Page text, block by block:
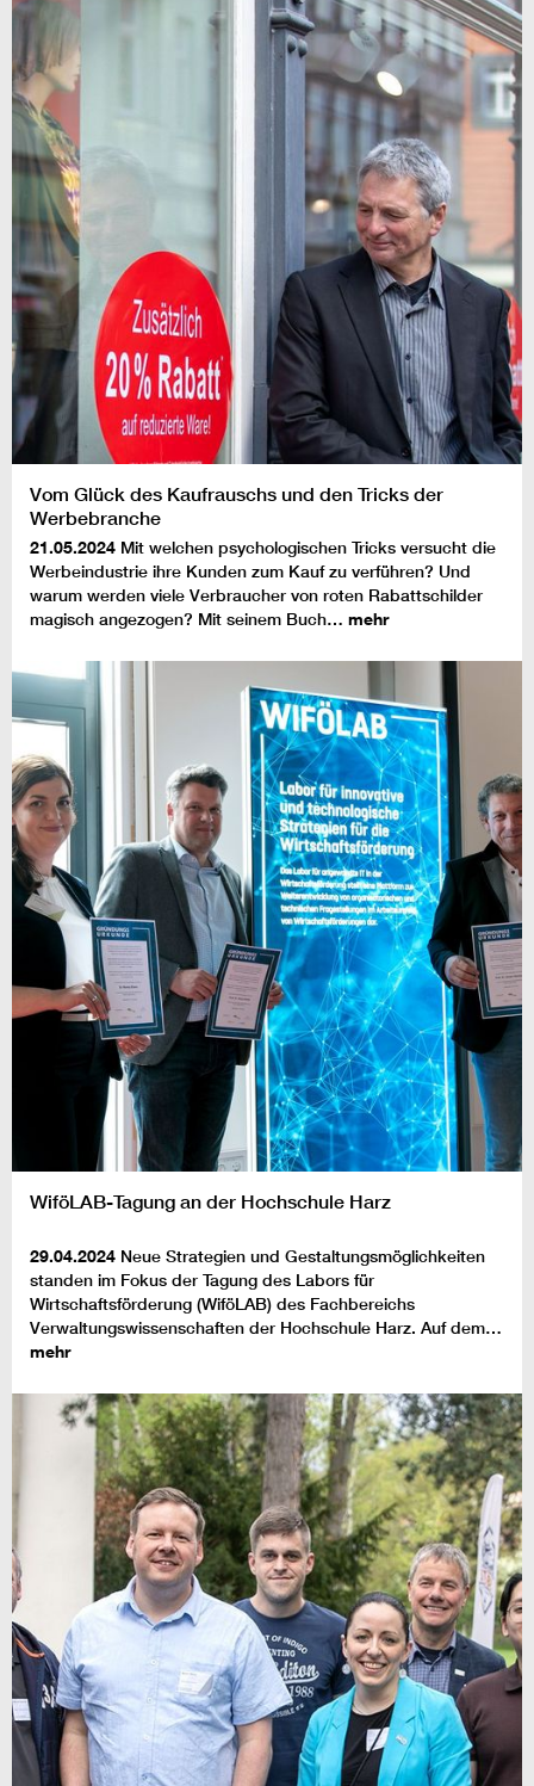
Vom Glück des Kaufrauschs und den Tricks der
Werbebranche
21.05.2024 Mit welchen psychologischen Tricks versucht die
Werbeindustrie ihre Kunden zum Kauf zu verführen? Und
warum werden viele Verbraucher von roten Rabattschilder
magisch angezogen? Mit seinem Buch… mehr
WiföLAB-Tagung an der Hochschule Harz
29.04.2024 Neue Strategien und Gestaltungsmöglichkeiten
standen im Fokus der Tagung des Labors für
Wirtschaftsförderung (WiföLAB) des Fachbereichs
Verwaltungswissenschaften der Hochschule Harz. Auf dem…
mehr